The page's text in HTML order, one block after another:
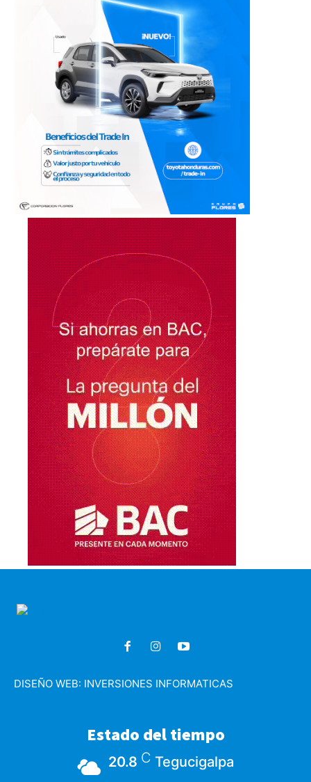
DISEÑO WEB: INVERSIONES INFORMATICAS
Estado del tiempo
20.8 C Tegucigalpa